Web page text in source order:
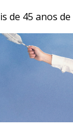
ENTRETÊ
de 45 anos